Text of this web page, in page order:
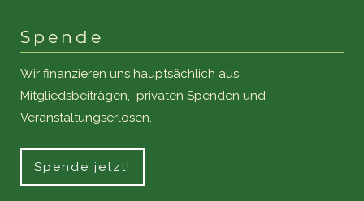
Spende
Wir finanzieren uns hauptsächlich aus
Mitgliedsbeiträgen, privaten Spenden und
Veranstaltungserlösen.
Spende jetzt!